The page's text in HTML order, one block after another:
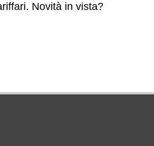
Novità in vista?